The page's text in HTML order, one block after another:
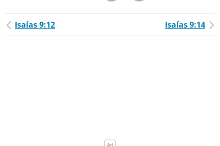
Isaías 9:12 Isaías 9:14